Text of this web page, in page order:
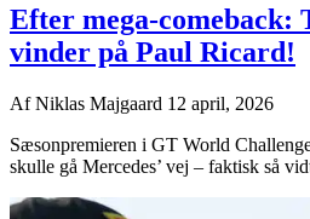
Efter mega-comeback:
vinder på Paul Ricard!
AfNiklas Majgaard 12 april, 2026
Sæsonpremieren i GT World
skulle gå Mercedes’ vej – faktisk så